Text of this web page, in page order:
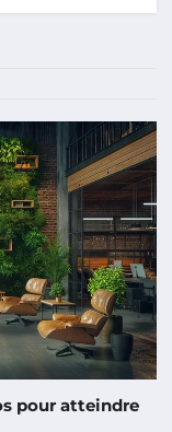
pour atteindre